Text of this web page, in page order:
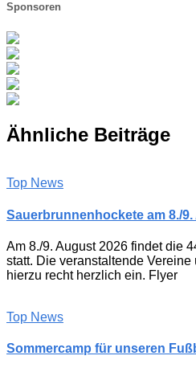
Sponsoren
Ähnliche Beiträge
Top News
Sauerbrunnenhockete am 8./
Am 8./9. August 2026 findet die
statt. Die veranstaltende Vereine
hierzu recht herzlich ein. Flyer
Top News
Sommercamp für unseren